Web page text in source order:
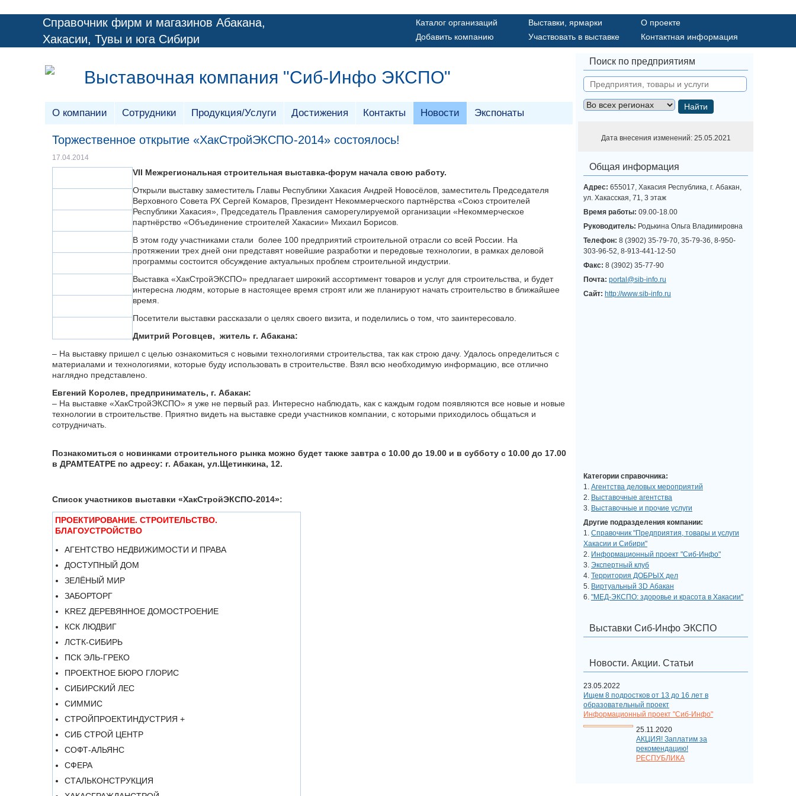
Справочник фирм и магазинов Абакана,
Хакасии, Тувы и юга Сибири
Каталог организаций Выставки, ярмарки
О проекте
Добавить компанию
Участвовать в выставке Контактная информация
Поиск по предприятиям
Найти
Дата внесения изменений: 25.05.2021
Общая информация
Адрес: 655017, Хакасия Республика, г. Абакан,
ул. Хакасская, 71, 3 этаж
Время работы: 09.00-18.00
Руководитель: Родькина Ольга Владимировна
Телефон: 8 (3902) 35-79-70, 35-79-36, 8-950-
303-96-52, 8-913-441-12-50
Факс: 8 (3902) 35-77-90
Почта: portal@sib-info.ru
Сайт: http://www.sib-info.ru
Категории справочника:
1. Агентства деловых мероприятий
2. Выставочные агентства
3. Выставочные и прочие услуги
Другие подразделения компании:
1. Справочник "Предприятия, товары и услуги
Хакасии и Сибири"
2. Информационный проект "Сиб-Инфо"
3. Экспертный клуб
4. Территория ДОБРЫХ дел
5. Виртуальный 3D Абакан
6. "МЕД-ЭКСПО: здоровье и красота в Хакасии"
Выставки Сиб-Инфо ЭКСПО
Новости. Акции. Статьи
23.05.2022
Ищем 8 подростков от 13 до 16 лет в
образовательный проект
Информационный проект "Сиб-Инфо"
25.11.2020
АКЦИЯ! Заплатим за
рекомендацию!
РЕСПУБЛИКА
Выставочная компания "Сиб-Инфо ЭКСПО"
О компании Сотрудники Продукция/Услуги Достижения Контакты Новости Экспонаты
Торжественное открытие «ХакСтройЭКСПО-2014» состоялось!
17.04.2014
VII Межрегиональная строительная выставка-форум начала свою работу.
Открыли выставку заместитель Главы Республики Хакасия Андрей Новосёлов, заместитель Председателя
Верховного Совета РХ Сергей Комаров, Президент Некоммерческого партнёрства «Союз строителей
Республики Хакасия», Председатель Правления саморегулируемой организации «Некоммерческое
партнёрство «Объединение строителей Хакасии» Михаил Борисов.
В этом году участниками стали более 100 предприятий строительной отрасли со всей России. На
протяжении трех дней они представят новейшие разработки и передовые технологии, в рамках деловой
программы состоится обсуждение актуальных проблем строительной индустрии.
Выставка «ХакСтройЭКСПО» предлагает широкий ассортимент товаров и услуг для строительства, и будет
интересна людям, которые в настоящее время строят или же планируют начать строительство в ближайшее
время.
Посетители выставки рассказали о целях своего визита, и поделились о том, что заинтересовало.
Дмитрий Роговцев, житель г. Абакана:
– На выставку пришел с целью ознакомиться с новыми технологиями строительства, так как строю дачу. Удалось определиться с
материалами и технологиями, которые буду использовать в строительстве. Взял всю необходимую информацию, все отлично
наглядно представлено.
Евгений Королев, предприниматель, г. Абакан:
– На выставке «ХакСтройЭКСПО» я уже не первый раз. Интересно наблюдать, как с каждым годом появляются все новые и новые
технологии в строительстве. Приятно видеть на выставке среди участников компании, с которыми приходилось общаться и
сотрудничать.
Познакомиться с новинками строительного рынка можно будет также завтра с 10.00 до 19.00 и в субботу с 10.00 до 17.00
в ДРАМТЕАТРЕ по адресу: г. Абакан, ул.Щетинкина, 12.
Список участников выставки «ХакСтройЭКСПО-2014»:
ПРОЕКТИРОВАНИЕ. СТРОИТЕЛЬСТВО.
БЛАГОУСТРОЙСТВО
АГЕНТСТВО НЕДВИЖИМОСТИ И ПРАВА
ДОСТУПНЫЙ ДОМ
ЗЕЛЁНЫЙ МИР
ЗАБОРТОРГ
KREZ ДЕРЕВЯННОЕ ДОМОСТРОЕНИЕ
КСК ЛЮДВИГ
ЛСТК-СИБИРЬ
ПСК ЭЛЬ-ГРЕКО
ПРОЕКТНОЕ БЮРО ГЛОРИС
СИБИРСКИЙ ЛЕС
СИММИС
СТРОЙПРОЕКТИНДУСТРИЯ +
СИБ СТРОЙ ЦЕНТР
СОФТ-АЛЬЯНС
СФЕРА
СТАЛЬКОНСТРУКЦИЯ